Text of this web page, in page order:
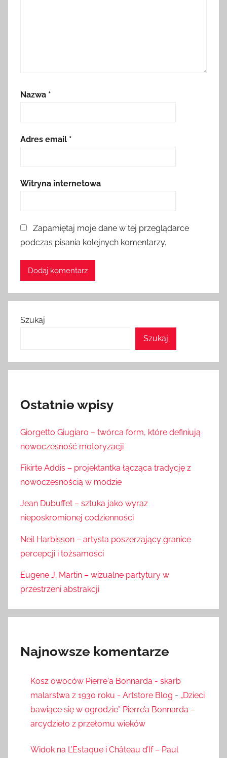
Nazwa *
Adres email *
Witryna internetowa
Zapamiętaj moje dane w tej przeglądarce
podczas pisania kolejnych komentarzy.
Szukaj
Szukaj
Ostatnie wpisy
Giorgetto Giugiaro – twórca form, które definiują
nowoczesność motoryzacji
Fikirte Addis – projektantka łącząca tradycję z
nowoczesnością w modzie
Jean Dubuffet – sztuka jako wyraz
nieposkromionej codzienności
Neil Harbisson – artysta poszerzający granice
percepcji i tożsamości
Eugene J. Martin – wizualne partytury w
przestrzeni abstrakcji
Najnowsze komentarze
Kosz owoców Pierre'a Bonnarda - skarb
malarstwa z 1930 roku - Artstore Blog - „Dzieci
bawiące się w ogrodzie” Pierre’a Bonnarda –
arcydzieło z przełomu wieków
Widok na L’Estaque i Château d’If – Paul